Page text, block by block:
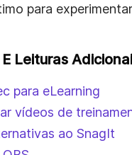
para
Leituras
para eLearning
vídeos de
ao SnagIt